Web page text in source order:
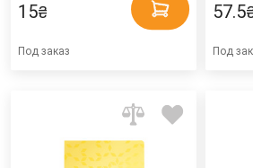
15₴
Под заказ
57.5
Под